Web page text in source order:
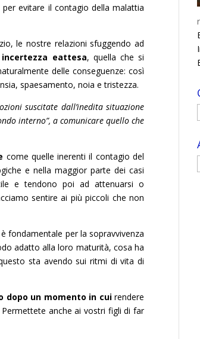
evitare il contagio della malattia
le nostre relazioni sfuggendo ad
incertezza eattesa, quella che si
delle conseguenze: così
spaesamento, noia e tristezza.
suscitate dall’inedita situazione
interno”, a comunicare quello che
come quelle inerenti il contagio del
e nella maggior parte dei casi
e tendono poi ad attenuarsi o
sentire ai più piccoli che non
fondamentale per la sopravvivenza
adatto alla loro maturità, cosa ha
sta avendo sui ritmi di vita di
dopo un momento in cuirendere
anche ai vostri figli di far